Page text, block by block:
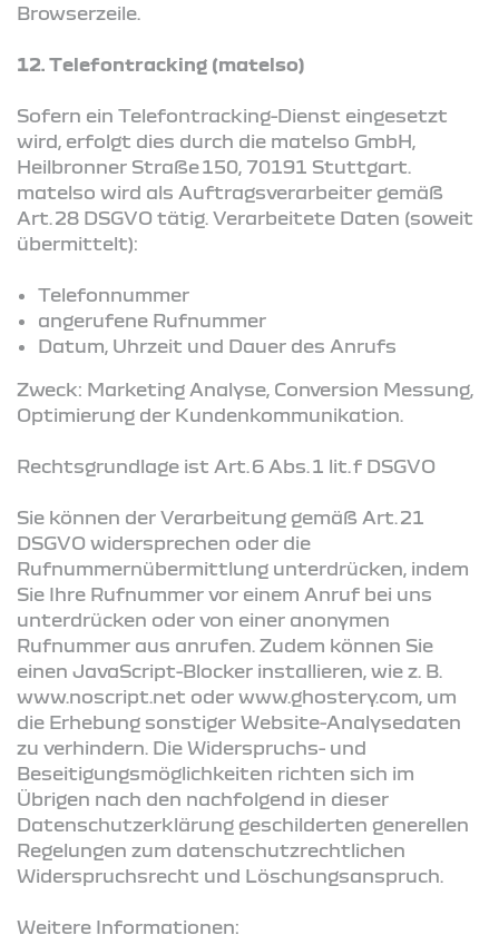
Browserzeile.
12. Telefontracking (matelso)
Sofern ein Telefontracking-Dienst eingesetzt
wird, erfolgt dies durch die matelso GmbH,
Heilbronner Straße 150, 70191 Stuttgart.
matelso wird als Auftragsverarbeiter gemäß
Art. 28 DSGVO tätig. Verarbeitete Daten (soweit
übermittelt):
Telefonnummer
angerufene Rufnummer
Datum, Uhrzeit und Dauer des Anrufs
Zweck: Marketing Analyse, Conversion Messung,
Optimierung der Kundenkommunikation.
Rechtsgrundlage ist Art. 6 Abs. 1 lit. f DSGVO
Sie können der Verarbeitung gemäß Art. 21
DSGVO widersprechen oder die
Rufnummernübermittlung unterdrücken, indem
Sie Ihre Rufnummer vor einem Anruf bei uns
unterdrücken oder von einer anonymen
Rufnummer aus anrufen. Zudem können Sie
einen JavaScript-Blocker installieren, wie z. B.
www.noscript.net oder www.ghostery.com, um
die Erhebung sonstiger Website-Analysedaten
zu verhindern. Die Widerspruchs- und
Beseitigungsmöglichkeiten richten sich im
Übrigen nach den nachfolgend in dieser
Datenschutzerklärung geschilderten generellen
Regelungen zum datenschutzrechtlichen
Widerspruchsrecht und Löschungsanspruch.
Weitere Informationen: